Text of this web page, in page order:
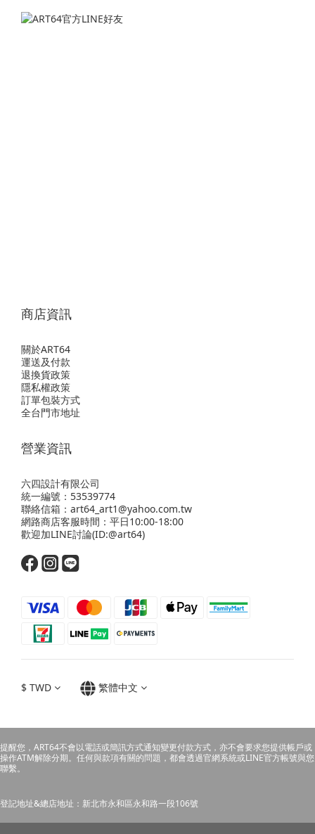
商店資訊
關於ART64
運送及付款
退換貨政策
隱私權政策
訂單包裝方式
全台門市地址
營業資訊
六四設計有限公司
統一編號：53539774
聯絡信箱：art64_art1@yahoo.com.tw
網路商店客服時間：平日10:00-18:00
歡迎加LINE討論(ID:@art64)
$ TWD 繁體中文
提醒您，ART64不會以電話或簡訊方式通知變更付款方式，亦不會要求您提供帳戶或
操作ATM解除分期。任何與款項有關的問題，都會透過官網系統或LINE官方帳號與您
聯繫。
登記地址&總店地址：新北市永和區永和路一段106號